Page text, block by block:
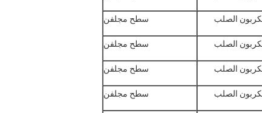
الصلب سطح مجلفن
الصلب سطح مجلفن
الصلب سطح مجلفن
الصلب سطح مجلفن